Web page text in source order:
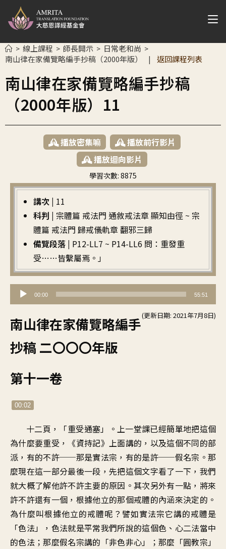
> 線上課程 > 師長開示 > 日常老和尚 >
南山律在家備覽略編手抄稿（2000年版） | 返回課程列表
南山律在家備覽略編手抄稿
（2000年版）11
播放密集嘛
播放前行影片
播放迴向影片
學習次數: 8875
繁中
講次 | 11
科判 | 宗體篇 戒法門 通敘戒法章 顯知由徑 ~ 宗
體篇 戒法門 歸戒儀軌章 翻邪三歸
備覽段落 | P12-LL7 ~ P14-LL6 問：重發重
受……皆繫屬焉。」
訊
播
放
器
00:00 55:51
(更新日期: 2021年7月8日)
南山律在家備覽略編手
抄稿 二〇〇〇年版
第十一卷
00:02
十二頁，「重受通塞」。上一堂課已經簡單地把這個
為什麼要重受，《資持記》上面講的，以及這個不同的部
派，有的不許──那是實法宗，有的是許──假名宗。那
麼現在這一部分最後一段，先把這個文字看了一下，我們
就大概了解他許不許主要的原因。其次另外有一點，將來
許不許還有一個，根據他立的那個戒體的內涵來決定的。
為什麼叫根據他立的戒體呢？譬如實法宗它講的戒體是
「色法」，色法就是平常我們所說的這個色、心二法當中
的色法；那麼假名宗講的「非色非心」；那麼「圓教宗」